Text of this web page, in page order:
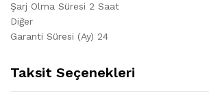
Şarj Olma Süresi 2 Saat
Diğer
Garanti Süresi (Ay) 24
Taksit Seçenekleri